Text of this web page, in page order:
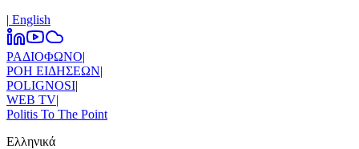
| Εnglish
ΡΑΔΙΟΦΩΝΟ|
ΡΟΗ ΕΙΔΗΣΕΩΝ|
POLIGNOSI|
WEB TV|
Politis To The Point
Ελληνικά